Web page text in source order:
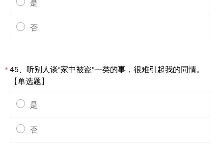
否
*45、听别人谈“家中被盗”一类的事，很难引起我的同情。
【单选题】
是
否